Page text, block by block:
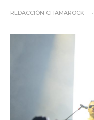
REDACCIÓN CHAMAROCK •